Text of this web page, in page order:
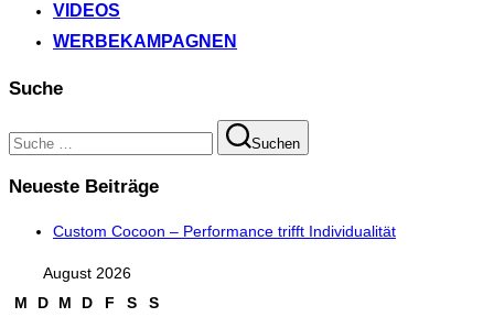
VIDEOS
WERBEKAMPAGNEN
Suche
Suchen
nach:
Suchen
Neueste Beiträge
Custom Cocoon – Performance trifft Individualität
August 2026
M
D M D F S
S